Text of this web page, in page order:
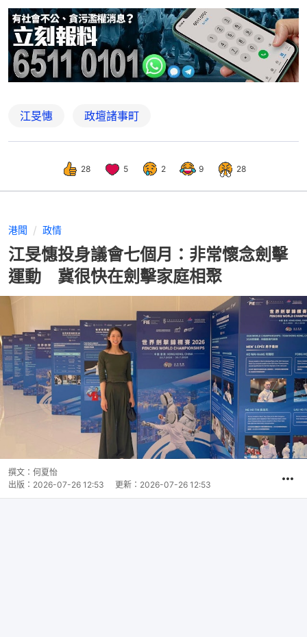
江旻憓 政壇諸事町
28 5 2 9 28
港聞 政情
江旻憓投身議會七個月：非常懷念劍擊
運動 冀很快在劍擊家庭相聚
撰文： 何夏怡
出版： 2026-07-26 12:53 更新： 2026-07-26 12:53